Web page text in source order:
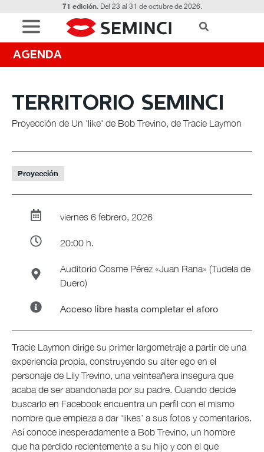
71 edición.Del 23 al 31 de octubre de 2026.
AGENDA
TERRITORIO SEMINCI
Proyección de Un 'like' de Bob Trevino, de Tracie Laymon
Proyección
viernes 6 febrero, 2026
20:00 h.
Auditorio Cosme Pérez «Juan Rana» (Tudela de
Duero)
Acceso libre hasta completar el aforo
Tracie Laymon dirige su primer largometraje a partir de una
experiencia propia, construyendo su alter ego en el
personaje de Lily Trevino, una veinteañera insegura que
acaba de ser abandonada por su padre. Cuando decide
buscarlo en Facebook encuentra un perfil con el mismo
nombre que empieza a dar ‘likes’ a sus fotos y comentarios.
Así conoce inesperadamente a Bob Trevino, un hombre
que ha perdido recientemente a su hijo y con el que